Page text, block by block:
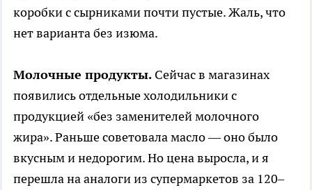
коробки с сырниками почти пустые. Жаль, что
нет варианта без изюма.
Молочные продукты. Сейчас в магазинах
появились отдельные холодильники с
продукцией «без заменителей молочного
жира». Раньше советовала масло — оно было
вкусным и недорогим. Но цена выросла, и я
перешла на аналоги из супермаркетов за 120–